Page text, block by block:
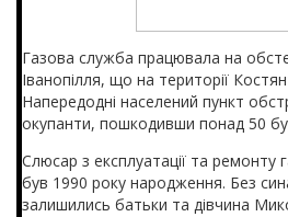
Газова служба працювала на
Іванопілля, що на території
Напередодні населений пункт
окупанти, пошкодивши понад 50
Слюсар з експлуатації та ремонту
був 1990 року народження. Без
залишились батьки та дівчина